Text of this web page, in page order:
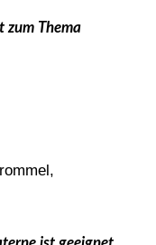
zum Thema